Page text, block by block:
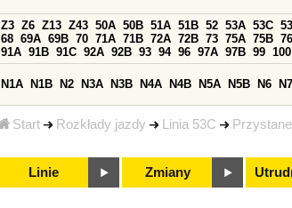
Start Rozkłady jazdy Linia 53C
Z3 Z6 Z13 Z43 50A 50B 51A 51B 52 53A 53C
68 69A 69B 70 71A 71B 72A 72B 73 75A 75B 76
91A 91B 91C 92A 92B 93 94 96 97A 97B 99 100
N1A N1B N2 N3A N3B N4A N4B N5A N5B N6
Linie Zmiany